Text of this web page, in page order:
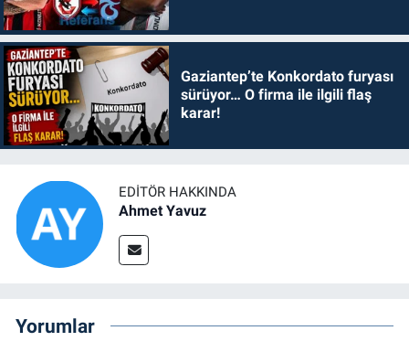
Gaziantep’te Konkordato furyası
sürüyor… O firma ile ilgili flaş
karar!
EDITÖR HAKKINDA
Ahmet Yavuz
Yorumlar